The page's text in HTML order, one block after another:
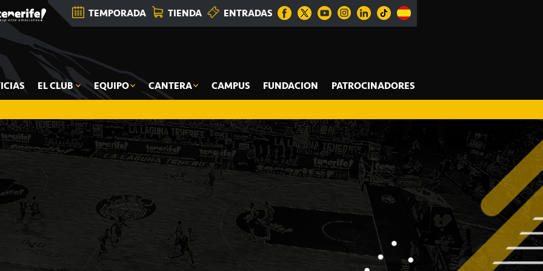
TEMPORADA TIENDA ENTRADAS
EL CLUB EQUIPO CANTERA CAMPUS FUNDACION PATROCINADORES